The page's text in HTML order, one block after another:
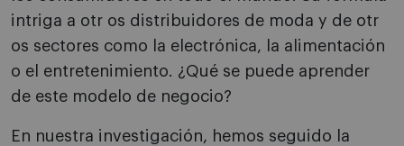
intriga a otr os distribuidores de moda y de otr
os sectores como la electrónica, la alimentación
o el entretenimiento. ¿Qué se puede aprender
de este modelo de negocio?
En nuestra investigación, hemos seguido la